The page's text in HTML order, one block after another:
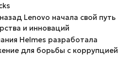
Lenovo начала свой путь
и инноваций
Helmes разработала
для борьбы с коррупцией